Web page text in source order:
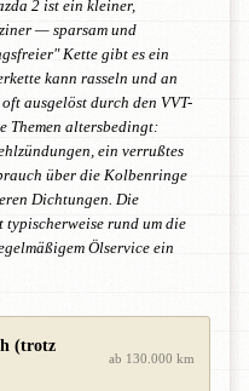
2 ist ein kleiner,
— sparsam und
Kette gibt es ein
kann rasseln und an
ausgelöst durch den VVT-
Themen altersbedingt:
ein verrußtes
über die Kolbenringe
Dichtungen. Die
rund um die
Ölservice ein
(trotz
ab 130.000 km